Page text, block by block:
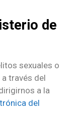
de
sexuales o
través del
a la
del